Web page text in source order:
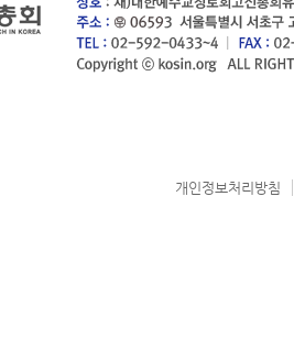
개인정보처리방침